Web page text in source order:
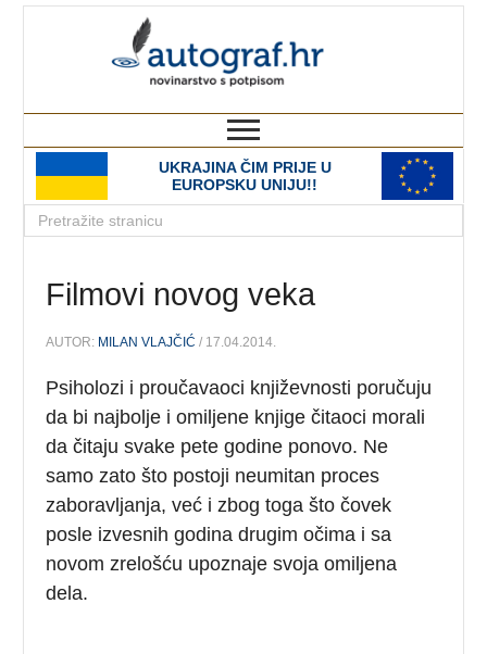
UKRAJINA ČIM PRIJE U
EUROPSKU UNIJU!!
Filmovi novog veka
AUTOR: MILAN VLAJČIĆ / 17.04.2014.
Psiholozi i proučavaoci književnosti poručuju
da bi najbolje i omiljene knjige čitaoci morali
da čitaju svake pete godine ponovo. Ne
samo zato što postoji neumitan proces
zaboravljanja, već i zbog toga što čovek
posle izvesnih godina drugim očima i sa
novom zrelošću upoznaje svoja omiljena
dela.